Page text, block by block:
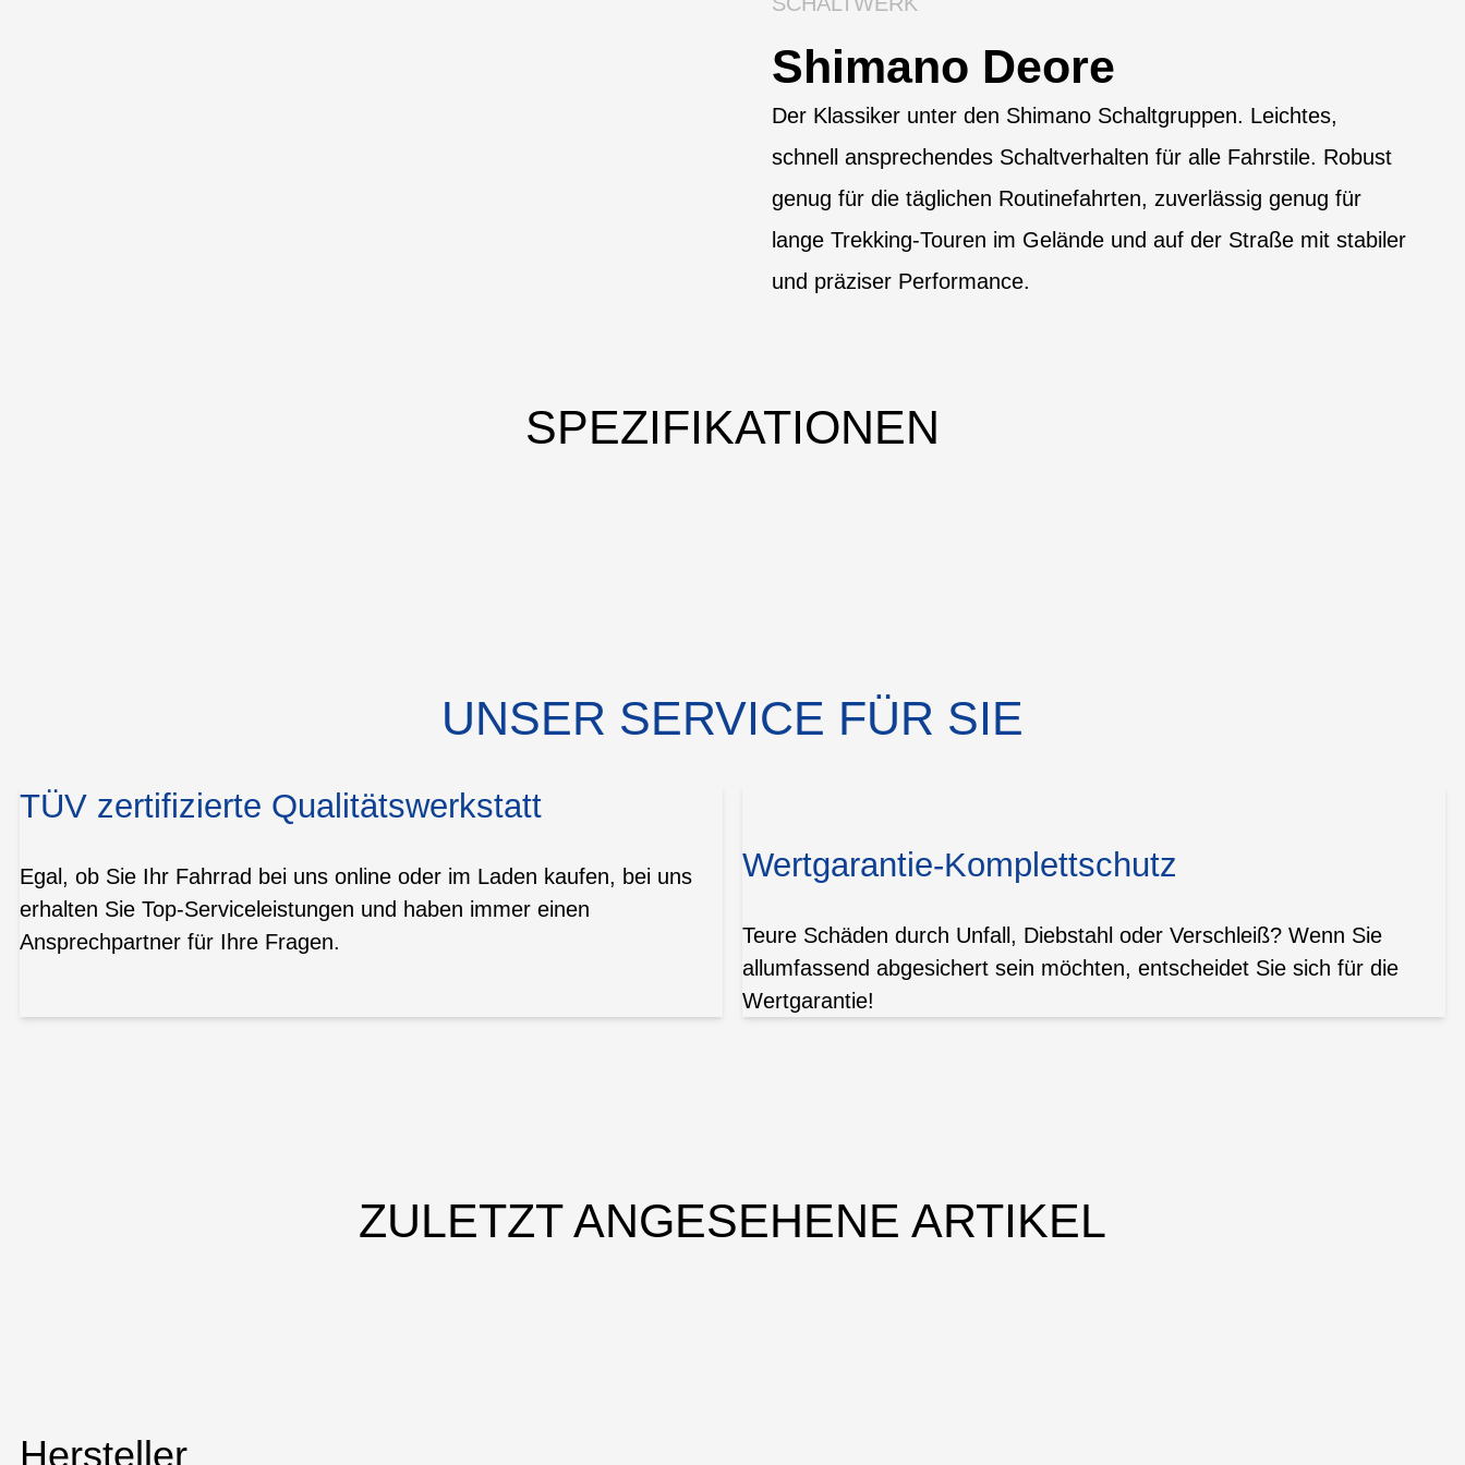
Shimano Deore
Der Klassiker unter den Shimano Schaltgruppen. Leichtes,
schnell ansprechendes Schaltverhalten für alle Fahrstile. Robust
genug für die täglichen Routinefahrten, zuverlässig genug für
lange Trekking-Touren im Gelände und auf der Straße mit stabiler
und präziser Performance.
SPEZIFIKATIONEN
UNSER SERVICE FÜR SIE
TÜV zertifizierte Qualitätswerkstatt
Egal, ob Sie Ihr Fahrrad bei uns online oder im Laden kaufen, bei uns
erhalten Sie Top-Serviceleistungen und haben immer einen
Ansprechpartner für Ihre Fragen.
Wertgarantie-Komplettschutz
Teure Schäden durch Unfall, Diebstahl oder Verschleiß? Wenn Sie
allumfassend abgesichert sein möchten, entscheidet Sie sich für die
Wertgarantie!
ZULETZT ANGESEHENE ARTIKEL
Hersteller